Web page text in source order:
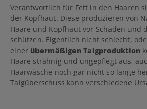
Verantwortlich für Fett in den Haaren
der Kopfhaut. Diese produzieren von
Haare und Kopfhaut vor Schäden und
schützen. Eigentlich nicht schlecht,
einer übermäßigen Talgproduktion
Haare strähnig und ungepflegt aus,
Haarwäsche noch gar nicht so lange
Talgüberschuss kann verschiedene